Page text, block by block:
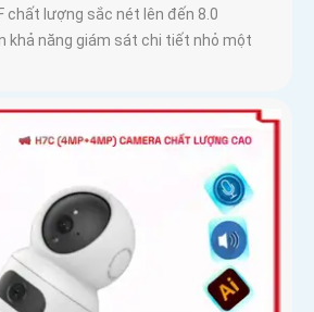
chất lượng sắc nét lên đến 8.0
khả năng giám sát chi tiết nhỏ một